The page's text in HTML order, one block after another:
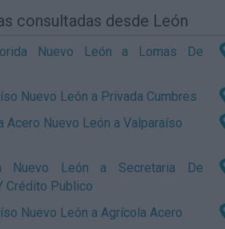
consultadas desde León
Nuevo León a Lomas De
Nuevo León a Privada Cumbres
Acero Nuevo León a Valparaíso
Nuevo León a Secretaria De
Crédito Publico
Nuevo León a Agrícola Acero